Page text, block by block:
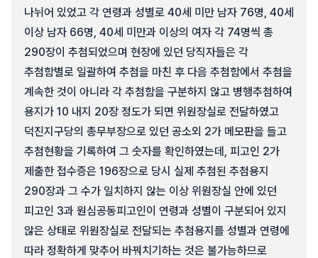
나뉘어 있었고 각 연령과 성별로 40세 미만 남자 76명, 40세
이상 남자 66명, 40세 미만과 이상의 여자 각 74명씩 총
290장이 추첨되었으며 현장에 있던 당직자들은 각
추첨함별로 일괄하여 추첨을 마친 후 다음 추첨함에서 추첨을
계속한 것이 아니라 각 추첨함을 구분하지 않고 병행추첨하여
용지가 10 내지 20장 정도가 되면 위원장실로 전달하였고
덕진지구당의 총무부장으로 있던 공소외 2가 메모판을 들고
추첨현황을 기록하여 그 숫자를 확인하였는데, 피고인 2가
제출한 접수증은 196장으로 당시 실제 추첨된 추첨용지
290장과 그 수가 일치하지 않는 이상 위원장실 안에 있던
피고인 3과 원심공동피고인이 연령과 성별이 구분되어 있지
않은 상태로 위원장실로 전달되는 추첨용지를 성별과 연령에
따라 정확하게 맞추어 바꿔치기하는 것은 불가능하므로